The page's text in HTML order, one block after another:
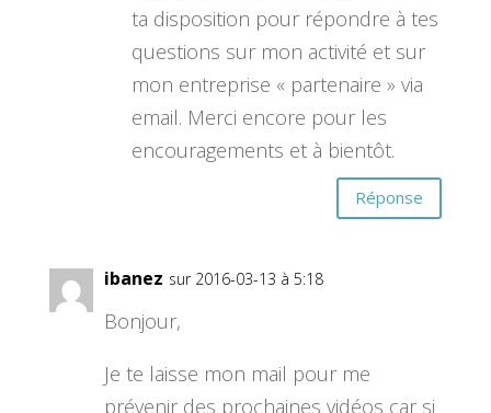
ta disposition pour répondre à tes
questions sur mon activité et sur
mon entreprise « partenaire » via
email. Merci encore pour les
encouragements et à bientôt.
Réponse
ibanez sur 2016-03-13 à 5:18
Bonjour,
Je te laisse mon mail pour me
prévenir des prochaines vidéos car si